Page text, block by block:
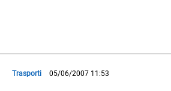
Trasporti 05/06/2007 11:53